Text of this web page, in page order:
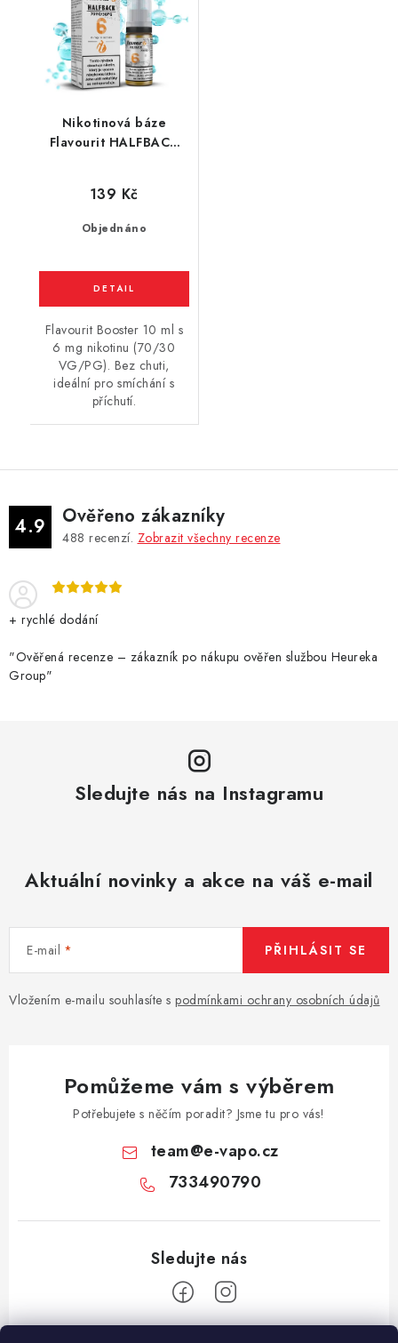
Nikotinová báze
Flavourit HALFBACK
Objednáno
139 Kč
Flavourit Booster 10 ml s
6 mg nikotinu (70/30
VG/PG). Bez chuti,
ideální pro smíchání s
příchutí.
4.9 Ověřeno zákazníky
488 recenzí. Zobrazit všechny recenze
+ rychlé dodání
"Ověřená recenze – zákazník po nákupu ověřen službou Heureka
Group"
Sledujte nás na Instagramu
Aktuální novinky a akce na váš e-mail
E-mail
Vložením e-mailu souhlasíte s podmínkami ochrany osobních údajů
PŘIHLÁSIT SE
Pomůžeme vám s výběrem
Potřebujete s něčím poradit? Jsme tu pro vás!
team@e-vapo.cz
733490790